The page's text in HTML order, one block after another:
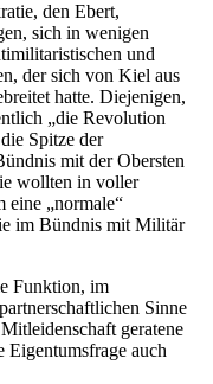
den Ebert,
sich in wenigen
und
der sich von Kiel aus
hatte. Diejenigen,
„die Revolution
Spitze der
mit der Obersten
wollten in voller
eine „normale“
im Bündnis mit Militär
Funktion, im
Sinne
geratene
auch